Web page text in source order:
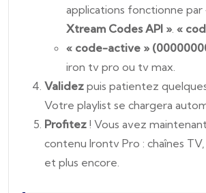
applications fonctionne par
Xtream Codes API » «
« code-active »
iron tv pro ou tv max.
Validez puis patientez
Votre playlist se chargera
Profitez ! Vous avez
contenu Irontv Pro : chaînes
et plus encore.